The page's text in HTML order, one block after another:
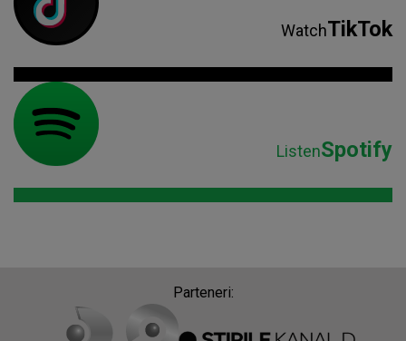
WatchTikTok
ListenSpotify
Parteneri: